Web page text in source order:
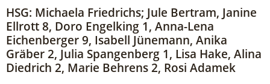
HSG: Michaela Friedrichs; Jule Bertram, Janine
Ellrott 8, Doro Engelking 1, Anna-Lena
Eichenberger 9, Isabell Jünemann, Anika
Gräber 2, Julia Spangenberg 1, Lisa Hake, Alina
Diedrich 2, Marie Behrens 2, Rosi Adamek